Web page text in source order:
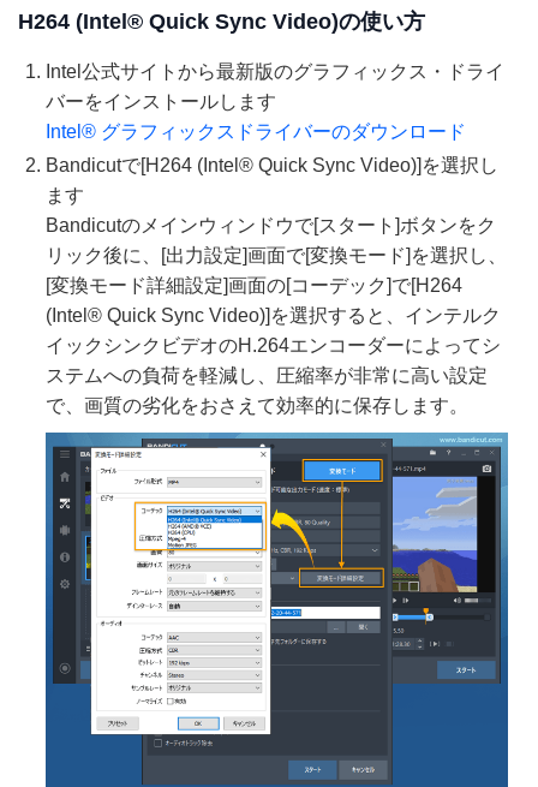
H264 (Intel® Quick Sync Video)の使い方
Intel公式サイトから最新版のグラフィックス・ドライ
バーをインストールします
Intel® グラフィックスドライバーのダウンロード
Bandicutで[H264 (Intel® Quick Sync Video)]を選択し
ます
Bandicutのメインウィンドウで[スタート]ボタンをク
リック後に、[出力設定]画面で[変換モード]を選択し、
[変換モード詳細設定]画面の[コーデック]で[H264
(Intel® Quick Sync Video)]を選択すると、インテルク
イックシンクビデオのH.264エンコーダーによってシ
ステムへの負荷を軽減し、圧縮率が非常に高い設定
で、画質の劣化をおさえて効率的に保存します。